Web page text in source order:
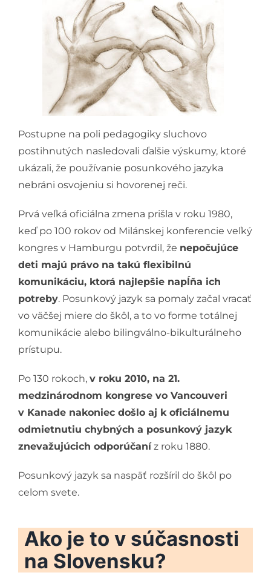
Postupne na poli pedagogiky sluchovo
postihnutých nasledovali ďalšie výskumy, ktoré
ukázali, že používanie posunkového jazyka
nebráni osvojeniu si hovorenej reči.
Prvá veľká oficiálna zmena prišla v roku 1980,
keď po 100 rokov od Milánskej konferencie veľký
kongres v Hamburgu potvrdil, že nepočujúce
deti majú právo na takú flexibilnú
komunikáciu, ktorá najlepšie napĺňa ich
potreby. Posunkový jazyk sa pomaly začal vracať
vo väčšej miere do škôl, a to vo forme totálnej
komunikácie alebo bilingválno-bikulturálneho
prístupu.
Po 130 rokoch, v roku 2010, na 21.
medzinárodnom kongrese vo Vancouveri
v Kanade nakoniec došlo aj k oficiálnemu
odmietnutiu chybných a posunkový jazyk
znevažujúcich odporúčaníz roku 1880.
Posunkový jazyk sa naspäť rozšíril do škôl po
celom svete.
Ako je to v súčasnosti
na Slovensku?